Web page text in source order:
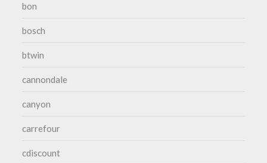
bon
bosch
btwin
cannondale
canyon
carrefour
cdiscount